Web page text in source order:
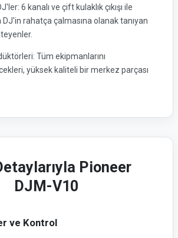
6 kanalı ve çift kulaklık çıkışı ile
rahatça çalmasına olanak tanıyan
Tüm ekipmanlarını
yüksek kaliteli bir merkez parçası
Pioneer
DJM-V10
ve Kontrol